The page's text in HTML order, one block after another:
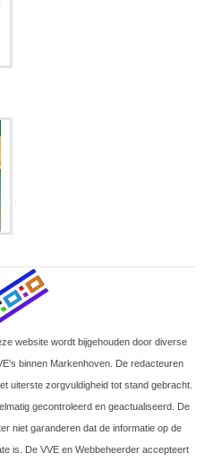
website wordt bijgehouden door diverse
binnen Markenhoven. De redacteuren
uiterste zorgvuldigheid tot stand gebracht.
gecontroleerd en geactualiseerd. De
niet garanderen dat de informatie op de
is. De VVE en Webbeheerder accepteert